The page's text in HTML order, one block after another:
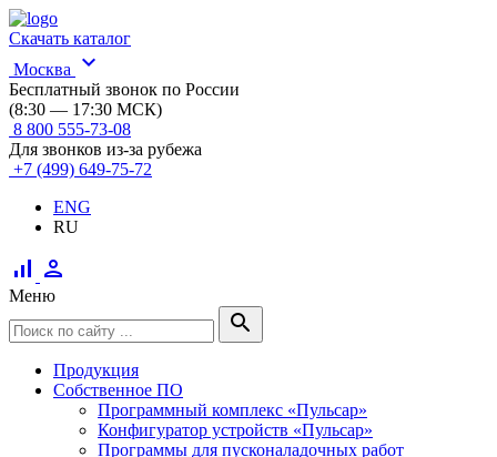
Скачать каталог
Москва
expand_more
Бесплатный звонок по России
(8:30 — 17:30 МСК)
8 800 555-73-08
Для звонков из-за рубежа
+7 (499) 649-75-72
ENG
RU
signal_cellular_alt person
Меню
search
Продукция
Собственное ПО
Программный комплекс «Пульсар»
Конфигуратор устройств «Пульсар»
Программы для пусконаладочных работ